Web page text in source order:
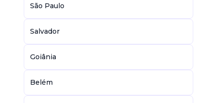
São Paulo
Salvador
Goiânia
Belém